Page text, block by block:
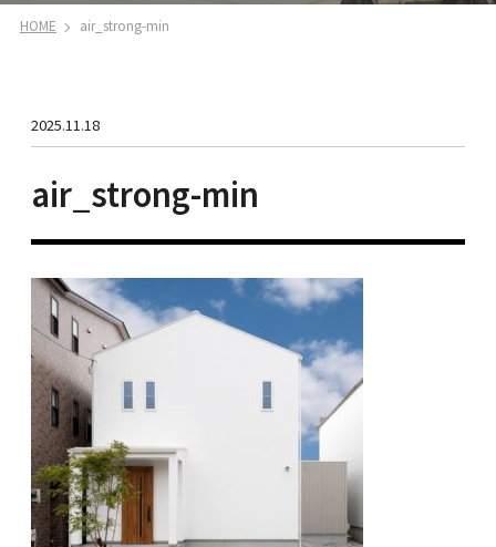
HOME air_strong-min
2025.11.18
air_strong-min